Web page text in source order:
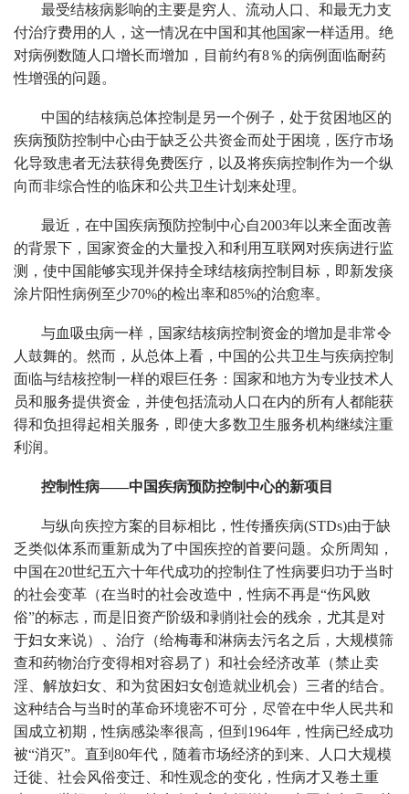
最受结核病影响的主要是穷人、流动人口、和最无力支
付治疗费用的人，这一情况在中国和其他国家一样适用。绝
对病例数随人口增长而增加，目前约有8％的病例面临耐药
性增强的问题。
中国的结核病总体控制是另一个例子，处于贫困地区的
疾病预防控制中心由于缺乏公共资金而处于困境，医疗市场
化导致患者无法获得免费医疗，以及将疾病控制作为一个纵
向而非综合性的临床和公共卫生计划来处理。
最近，在中国疾病预防控制中心自2003年以来全面改善
的背景下，国家资金的大量投入和利用互联网对疾病进行监
测，使中国能够实现并保持全球结核病控制目标，即新发痰
涂片阳性病例至少70%的检出率和85%的治愈率。
与血吸虫病一样，国家结核病控制资金的增加是非常令
人鼓舞的。然而，从总体上看，中国的公共卫生与疾病控制
面临与结核控制一样的艰巨任务：国家和地方为专业技术人
员和服务提供资金，并使包括流动人口在内的所有人都能获
得和负担得起相关服务，即使大多数卫生服务机构继续注重
利润。
控制性病——中国疾病预防控制中心的新项目
与纵向疾控方案的目标相比，性传播疾病(STDs)由于缺
乏类似体系而重新成为了中国疾控的首要问题。众所周知，
中国在20世纪五六十年代成功的控制住了性病要归功于当时
的社会变革（在当时的社会改造中，性病不再是“伤风败
俗”的标志，而是旧资产阶级和剥削社会的残余，尤其是对
于妇女来说）、治疗（给梅毒和淋病去污名之后，大规模筛
查和药物治疗变得相对容易了）和社会经济改革（禁止卖
淫、解放妇女、和为贫困妇女创造就业机会）三者的结合。
这种结合与当时的革命环境密不可分，尽管在中华人民共和
国成立初期，性病感染率很高，但到1964年，性病已经成功
被“消灭”。直到80年代，随着市场经济的到来、人口大规模
迁徙、社会风俗变迁、和性观念的变化，性病才又卷土重